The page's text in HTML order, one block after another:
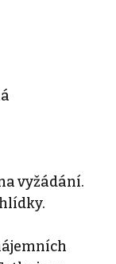
vyžádání.